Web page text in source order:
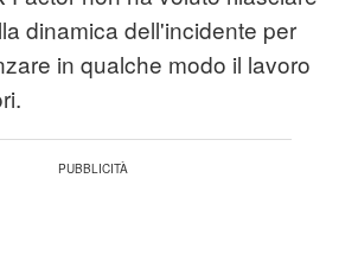
dinamica dell'incidente per
in qualche modo il lavoro